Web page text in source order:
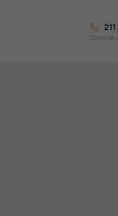
Custo de